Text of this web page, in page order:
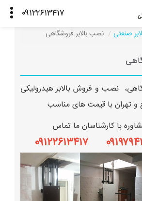
صنعتی نصب بالابر فروشگاهی
نصب و فروش بالابر هیدرولیکی
و تهران با قیمت های مناسب
با کارشناسان ما تماس
۰۹۱۲۲۶۱۳۴۱۷